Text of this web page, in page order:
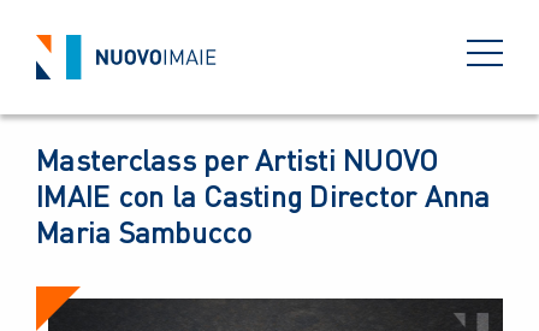
Masterclass per Artisti NUOVO
IMAIE con la Casting Director Anna
Maria Sambucco